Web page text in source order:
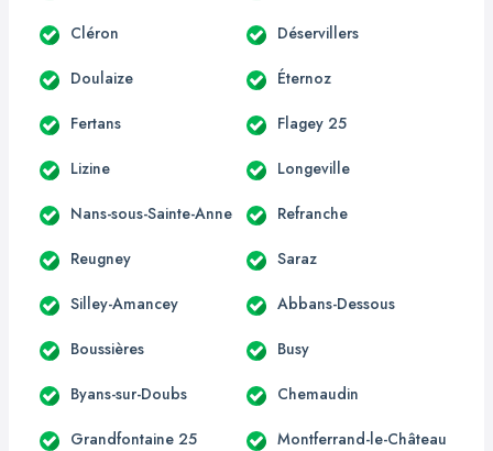
Cléron Déservillers
Doulaize Éternoz
Fertans Flagey 25
Lizine Longeville
Nans-sous-Sainte-Anne Refranche
Reugney Saraz
Silley-Amancey Abbans-Dessous
Boussières Busy
Byans-sur-Doubs Chemaudin
Grandfontaine 25 Montferrand-le-Château